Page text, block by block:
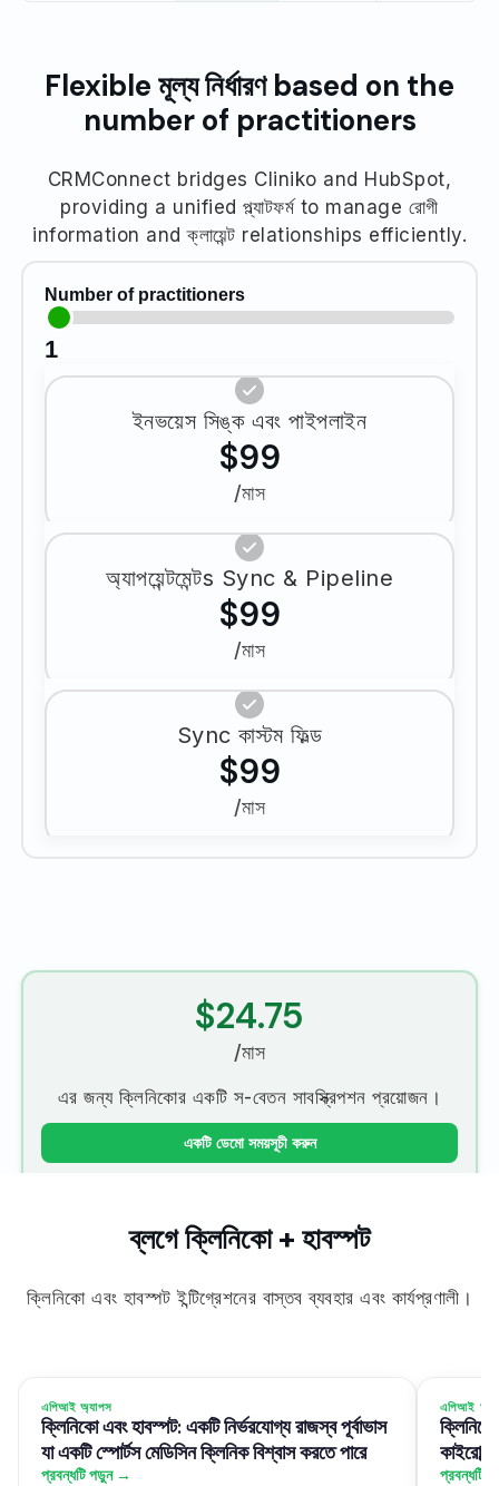
Flexible মূল্য নির্ধারণ based on the
number of practitioners
CRMConnect bridges Cliniko and HubSpot,
providing a unified প্ল্যাটফর্ম to manage রোগী
information and ক্লায়েন্ট relationships efficiently.
Number of practitioners
1
ইনভয়েস সিঙ্ক এবং পাইপলাইন
$99
/মাস
অ্যাপয়েন্টমেন্টs Sync & Pipeline
$99
/মাস
Sync কাস্টম ফিল্ড
$99
/মাস
$24.75
/মাস
এর জন্য ক্লিনিকোর একটি স-বেতন সাবস্ক্রিপশন প্রয়োজন।
একটি ডেমো সময়সূচী করুন
ব্লগে ক্লিনিকো + হাবস্পট
ক্লিনিকো এবং হাবস্পট ইন্টিগ্রেশনের বাস্তব ব্যবহার এবং কার্যপ্রণালী।
এপিআই অ্যাপস
ক্লিনিকো এবং হাবস্পট: একটি নির্ভরযোগ্য রাজস্ব পূর্বাভাস
যা একটি স্পোর্টস মেডিসিন ক্লিনিক বিশ্বাস করতে পারে
প্রবন্ধটি পড়ুন →
এপিআই
ক্লিনিকো
প্রবন্ধটি